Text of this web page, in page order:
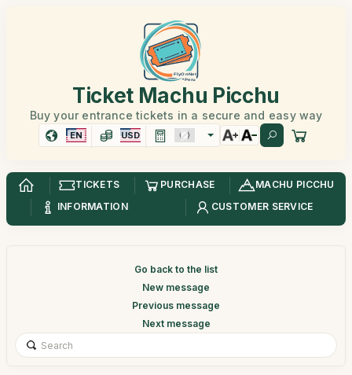
Ticket Machu Picchu
Buy your entrance tickets in a secure and easy way
EN USD
TICKETS PURCHASE
MACHU PICCHU
INFORMATION
CUSTOMER SERVICE
Go back to the list
New message
Previous message
Next message